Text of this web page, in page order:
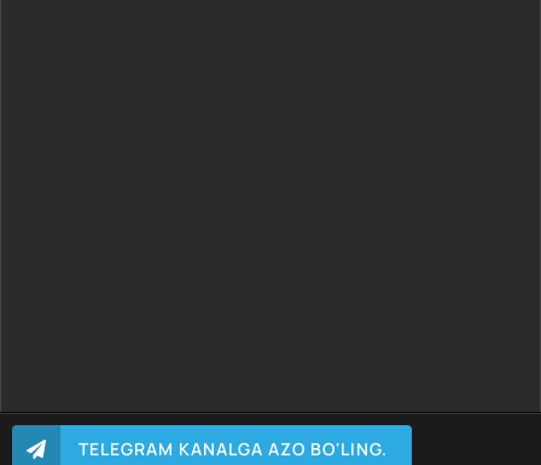
TELEGRAM KANALGA AZO BO'LING.